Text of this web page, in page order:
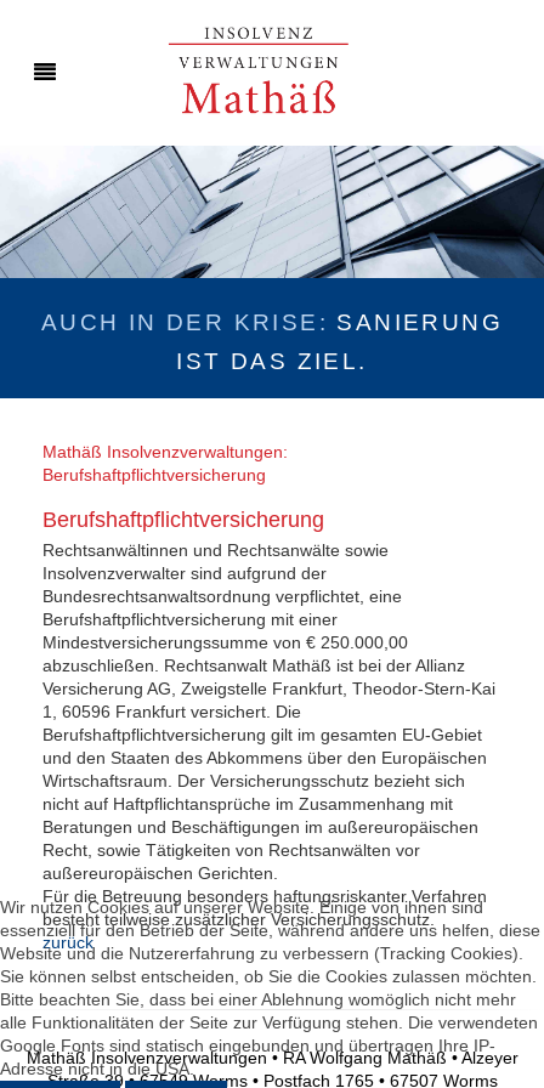
AUCH IN DER KRISE: SANIERUNG
IST DAS ZIEL.
Mathäß Insolvenzverwaltungen:
Berufshaftpflichtversicherung
Berufshaftpflichtversicherung
Rechtsanwältinnen und Rechtsanwälte sowie
Insolvenzverwalter sind aufgrund der
Bundesrechtsanwaltsordnung verpflichtet, eine
Berufshaftpflichtversicherung mit einer
Mindestversicherungssumme von € 250.000,00
abzuschließen. Rechtsanwalt Mathäß ist bei der Allianz
Versicherung AG, Zweigstelle Frankfurt, Theodor-Stern-Kai
1, 60596 Frankfurt versichert. Die
Berufshaftpflichtversicherung gilt im gesamten EU-Gebiet
und den Staaten des Abkommens über den Europäischen
Wirtschaftsraum. Der Versicherungsschutz bezieht sich
nicht auf Haftpflichtansprüche im Zusammenhang mit
Beratungen und Beschäftigungen im außereuropäischen
Recht, sowie Tätigkeiten von Rechtsanwälten vor
außereuropäischen Gerichten.
Für die Betreuung besonders haftungsriskanter Verfahren
besteht teilweise zusätzlicher Versicherungsschutz.
zurück
Mathäß Insolvenzverwaltungen • RA Wolfgang Mathäß • Alzeyer
Straße 39 • 67549 Worms • Postfach 1765 • 67507 Worms
Wir nutzen Cookies auf unserer Website. Einige von ihnen sind
essenziell für den Betrieb der Seite, während andere uns helfen, diese
Website und die Nutzererfahrung zu verbessern (Tracking Cookies).
Sie können selbst entscheiden, ob Sie die Cookies zulassen möchten.
Bitte beachten Sie, dass bei einer Ablehnung womöglich nicht mehr
alle Funktionalitäten der Seite zur Verfügung stehen. Die verwendeten
Google Fonts sind statisch eingebunden und übertragen Ihre IP-
Adresse nicht in die USA.